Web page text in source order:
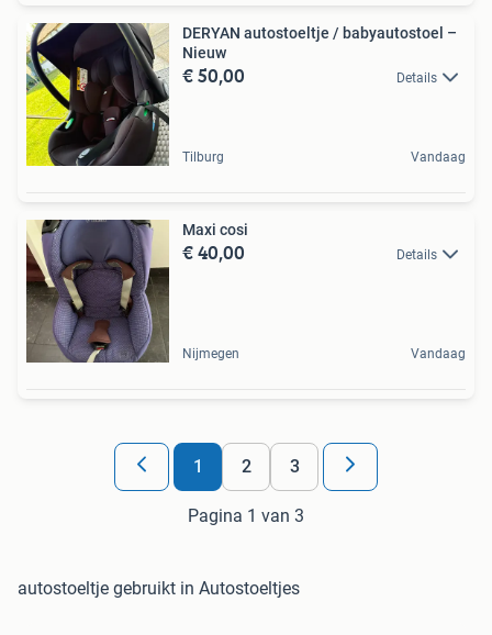
DERYAN autostoeltje / babyautostoel –
Nieuw
€ 50,00 Details
Tilburg Vandaag
Maxi cosi
€ 40,00 Details
Nijmegen Vandaag
1 2 3
Pagina 1 van 3
autostoeltje gebruikt in Autostoeltjes